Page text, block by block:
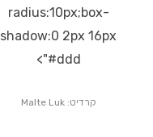
radius:10px;box-
shadow:0 2px 16px
#ddd">
קרדיט: Malte Luk